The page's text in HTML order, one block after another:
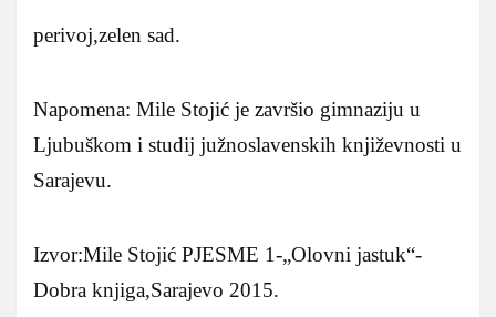
perivoj,zelen sad.
Napomena: Mile Stojić je završio gimnaziju u
Ljubuškom i studij južnoslavenskih književnosti u
Sarajevu.
Izvor:Mile Stojić PJESME 1-„Olovni jastuk“-
Dobra knjiga,Sarajevo 2015.